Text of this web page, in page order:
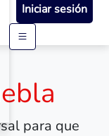
Iniciar sesión
para que